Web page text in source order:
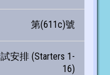
第(611c)號
安排 (Starters 1-
16)